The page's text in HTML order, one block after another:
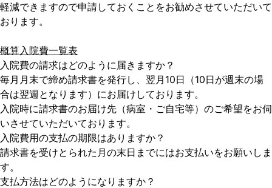
軽減できますので申請しておくことをお勧めさせていただいて
おります。
概算入院費一覧表
入院費の請求はどのように届きますか？
毎月月末で締め請求書を発行し、翌月10日（10日が週末の場
合は翌週となります）にお届けしております。
入院時に請求書のお届け先（病室・ご自宅等）のご希望をお伺
いさせていただいております。
入院費用の支払の期限はありますか？
請求書を受けとられた月の末日までにはお支払いをお願いしま
す。
支払方法はどのようになりますか？